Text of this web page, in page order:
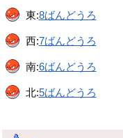
東:8ばんどうろ
西:7ばんどうろ
南:6ばんどうろ
北:5ばんどうろ